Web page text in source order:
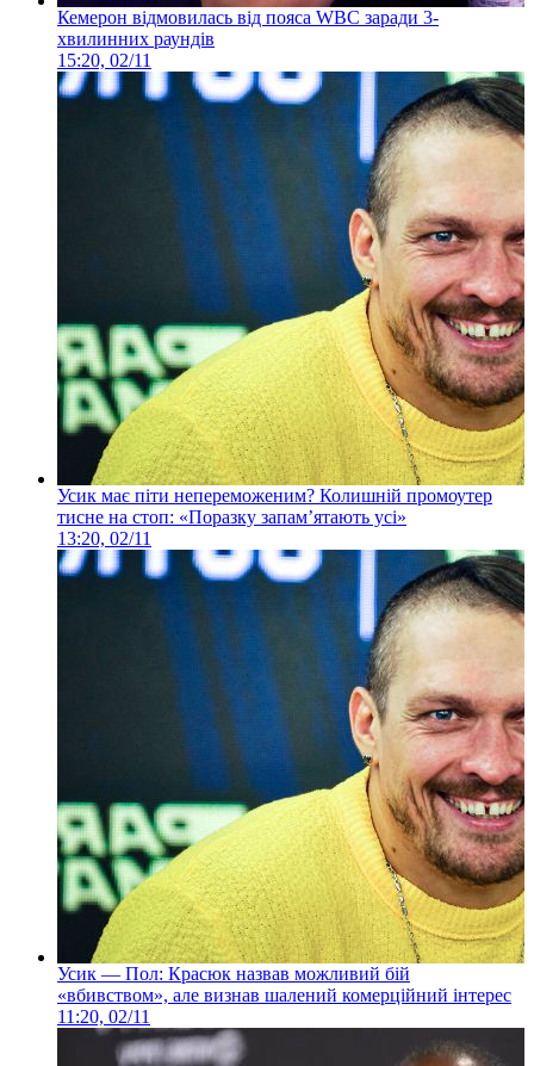
Кемерон відмовилась від пояса WBC заради 3-
хвилинних раундів
15:20, 02/11
Усик має піти непереможеним? Колишній промоутер
тисне на стоп: «Поразку запам’ятають усі»
13:20, 02/11
Усик — Пол: Красюк назвав можливий бій
«вбивством», але визнав шалений комерційний інтерес
11:20, 02/11